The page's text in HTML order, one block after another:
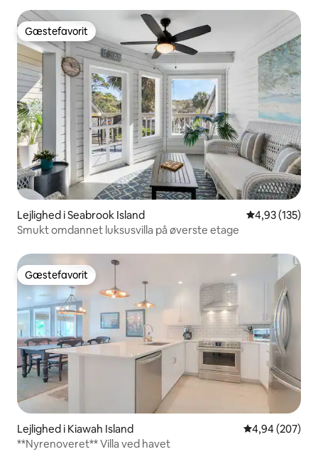
Gæstefavorit
Gæstefavorit
Lejlighed i Seabrook Island 4,93 ud af 5 i
4,93 (135)
Smukt omdannet luksusvilla på øverste etage
Gæstefavorit
Gæstefavorit
Lejlighed i Kiawah Island 4,94 ud af 5 i
4,94 (207)
**Nyrenoveret** Villa ved havet